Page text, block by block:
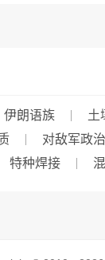
伊朗语族 土
对敌军政
特种焊接